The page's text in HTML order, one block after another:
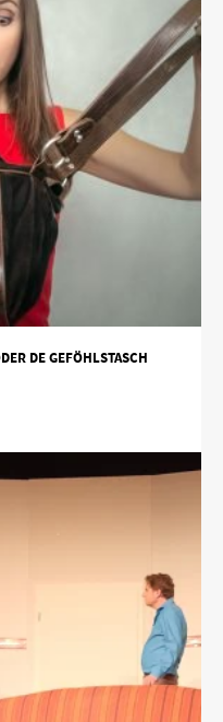
DE GEFÖHLSTASCH